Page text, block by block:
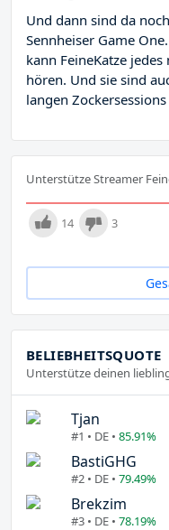
Und dann sind da
Sennheiser Game
kann FeineKatze
hören. Und sie sind
langen
Unterstütze Streamer
14 3
BELIEBHEITSQUOTE
Unterstütze deinen
Tjan
#1 • DE • 85.91%
BastiGHG
#2 • DE • 79.49%
Brekzim
#3 • DE • 78.19%